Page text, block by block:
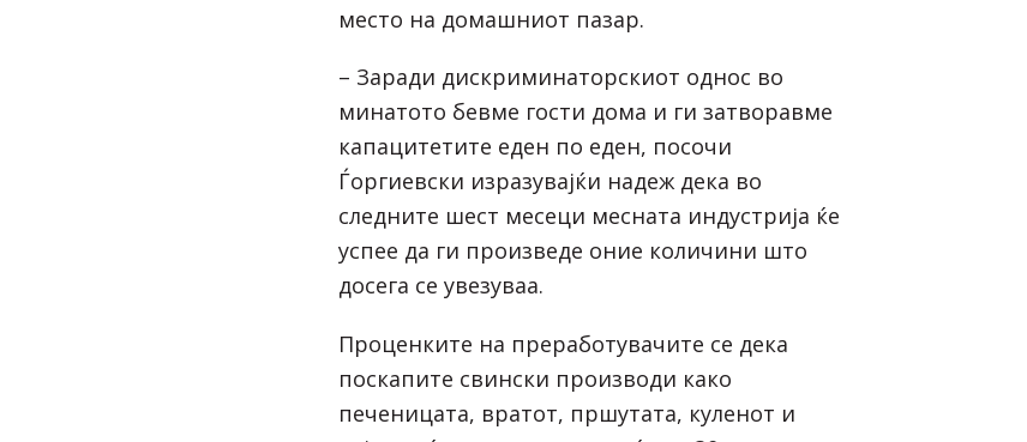
место на домашниот пазар.
– Заради дискриминаторскиот однос во
минатото бевме гости дома и ги затворавме
капацитетите еден по еден, посочи
Ѓоргиевски изразувајќи надеж дека во
следните шест месеци месната индустрија ќе
успее да ги произведе оние количини што
досега се увезуваа.
Проценките на преработувачите се дека
поскапите свински производи како
печеницата, вратот, пршутата, куленот и